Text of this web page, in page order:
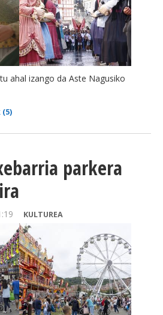
ahal izango da Aste Nagusiko
parkera
KULTUREA